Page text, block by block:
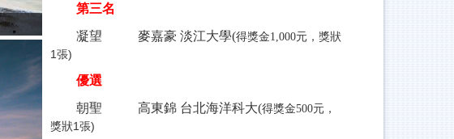
第三名
凝望 麥嘉豪 淡江大學(得獎金1,000元，獎狀
1張)
優選
朝聖 高東錦 台北海洋科大(得獎金500元，
獎狀1張)